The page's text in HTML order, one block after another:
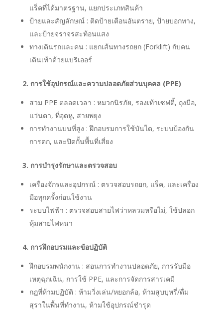
แร็คที่ได้มาตรฐาน, แยกประเภทสินค้า
ป้ายและสัญลักษณ์ : ติดป้ายเตือนอันตราย, ป้ายบอกทาง,
และป้ายจราจรสะท้อนแสง
ทางเดินรถและคน : แยกเส้นทางรถยก (Forklift) กับคน
เดินเท้าด้วยแบริเออร์
2. การใช้อุปกรณ์และความปลอดภัยส่วนบุคคล (PPE)
สวม PPE ตลอดเวลา : หมวกนิรภัย, รองเท้าเซฟตี้, ถุงมือ,
แว่นตา, ที่อุดหู, สายพยุง
การทำงานบนที่สูง : ฝึกอบรมการใช้บันได, ระบบป้องกัน
การตก, และปิดกั้นพื้นที่เสี่ยง
3. การบำรุงรักษาและตรวจสอบ
เครื่องจักรและอุปกรณ์ : ตรวจสอบรถยก, แร็ค, และเครื่อง
มือทุกครั้งก่อนใช้งาน
ระบบไฟฟ้า : ตรวจสอบสายไฟว่าหลวมหรือไม่, ใช้ปลอก
หุ้มสายไฟหนา
4. การฝึกอบรมและข้อปฏิบัติ
ฝึกอบรมพนักงาน : สอนการทำงานปลอดภัย, การรับมือ
เหตุฉุกเฉิน, การใช้ PPE, และการจัดการสารเคมี
กฎที่ห้ามปฏิบัติ : ห้ามวิ่งเล่น/หยอกล้อ, ห้ามสูบบุหรี่/ดื่ม
สุราในพื้นที่ทำงาน, ห้ามใช้อุปกรณ์ชำรุด